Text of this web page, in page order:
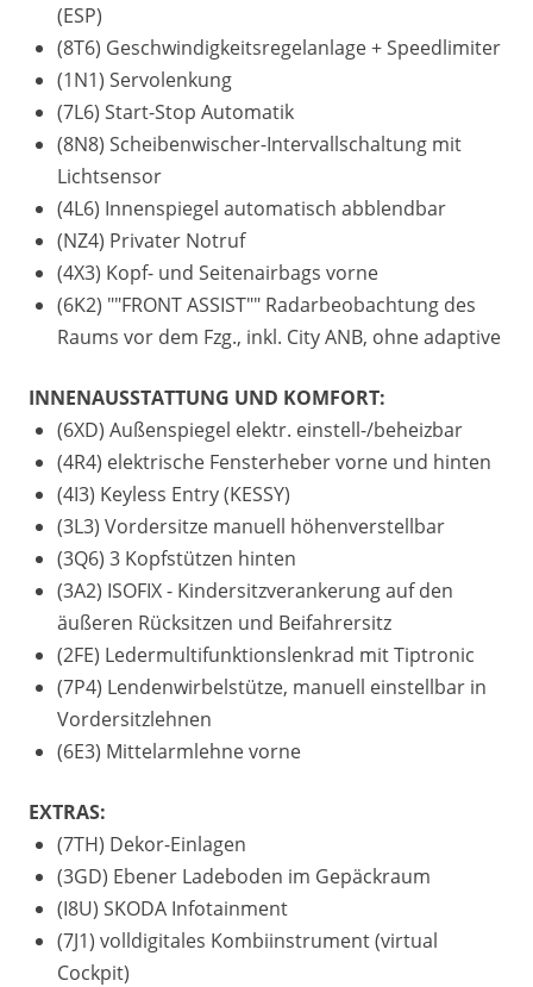
(ESP)
(8T6) Geschwindigkeitsregelanlage + Speedlimiter
(1N1) Servolenkung
(7L6) Start-Stop Automatik
(8N8) Scheibenwischer-Intervallschaltung mit
Lichtsensor
(4L6) Innenspiegel automatisch abblendbar
(NZ4) Privater Notruf
(4X3) Kopf- und Seitenairbags vorne
(6K2) ""FRONT ASSIST"" Radarbeobachtung des
Raums vor dem Fzg., inkl. City ANB, ohne adaptive
INNENAUSSTATTUNG UND KOMFORT:
(6XD) Außenspiegel elektr. einstell-/beheizbar
(4R4) elektrische Fensterheber vorne und hinten
(4I3) Keyless Entry (KESSY)
(3L3) Vordersitze manuell höhenverstellbar
(3Q6) 3 Kopfstützen hinten
(3A2) ISOFIX - Kindersitzverankerung auf den
äußeren Rücksitzen und Beifahrersitz
(2FE) Ledermultifunktionslenkrad mit Tiptronic
(7P4) Lendenwirbelstütze, manuell einstellbar in
Vordersitzlehnen
(6E3) Mittelarmlehne vorne
EXTRAS:
(7TH) Dekor-Einlagen
(3GD) Ebener Ladeboden im Gepäckraum
(I8U) SKODA Infotainment
(7J1) volldigitales Kombiinstrument (virtual
Cockpit)